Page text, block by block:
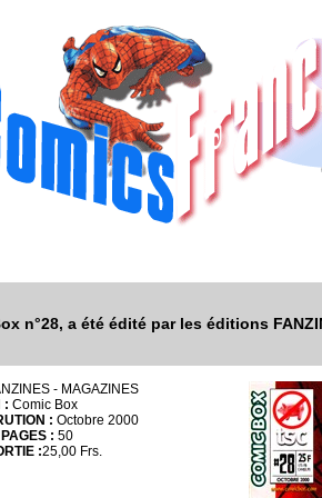
n°28, a été édité par les éditions
- MAGAZINES
: Comic Box
: Octobre 2000
: 50
:25,00 Frs.